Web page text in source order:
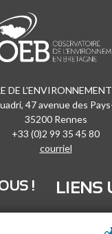
DE
47 avenue des
35200 Rennes
+33 (0)2 99 35 45 80
courriel
! LIENS